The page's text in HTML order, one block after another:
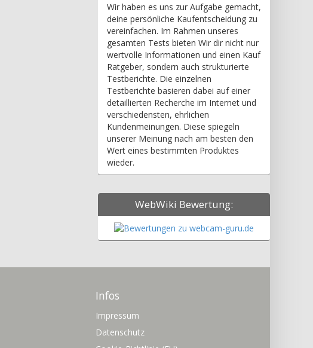
Wir haben es uns zur Aufgabe gemacht,
deine persönliche Kaufentscheidung zu
vereinfachen. Im Rahmen unseres
gesamten Tests bieten Wir dir nicht nur
wertvolle Informationen und einen Kauf
Ratgeber, sondern auch strukturierte
Testberichte. Die einzelnen
Testberichte basieren dabei auf einer
detaillierten Recherche im Internet und
verschiedensten, ehrlichen
Kundenmeinungen. Diese spiegeln
unserer Meinung nach am besten den
Wert eines bestimmten Produktes
wieder.
WebWiki Bewertung:
Infos
Impressum
Datenschutz